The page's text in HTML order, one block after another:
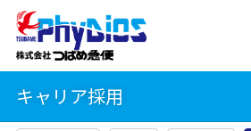
キャリア採用